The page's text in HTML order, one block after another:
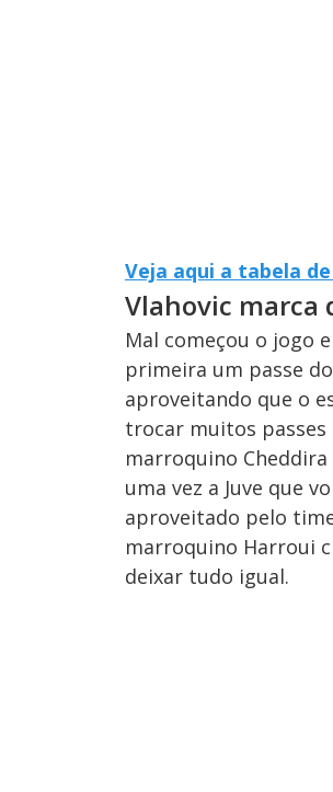
Veja aqui a tabela
Vlahovic marca
Mal começou o jogo
primeira um passe
aproveitando que o
trocar muitos passes
marroquino
uma vez a Juve que
aproveitado pelo
marroquino Harroui
deixar tudo igual.